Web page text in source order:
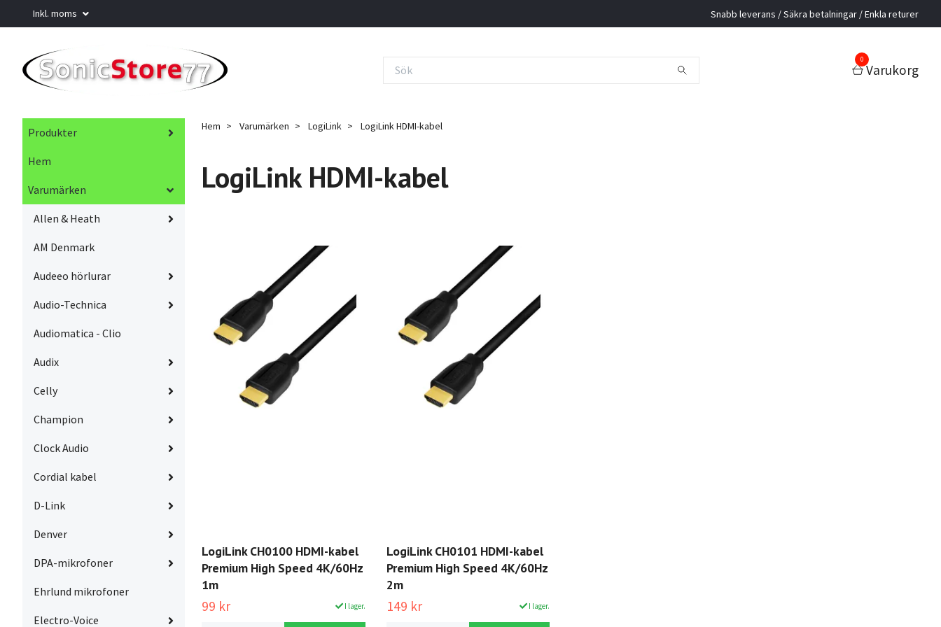
Inkl. moms Snabb leverans / Säkra betalningar / Enkla returer
0
Varukorg
Produkter
Hem
Varumärken
Allen & Heath
AM Denmark
Audeeo hörlurar
Audio-Technica
Audiomatica - Clio
Audix
Celly
Champion
Clock Audio
Cordial kabel
D-Link
Denver
DPA-mikrofoner
Ehrlund mikrofoner
Electro-Voice
Hem Varumärken LogiLink LogiLink HDMI-kabel
LogiLink HDMI-kabel
LogiLink CH0100 HDMI-kabel
Premium High Speed 4K/60Hz
1m
99 kr I lager.
LogiLink CH0101 HDMI-kabel
Premium High Speed 4K/60Hz
2m
149 kr I lager.